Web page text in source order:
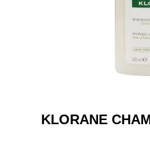
KLORANE